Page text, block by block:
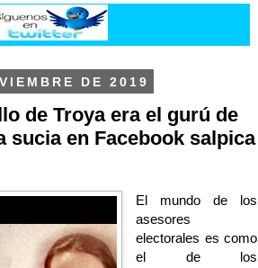
DE 2019
de Troya era el gurú de
sucia en Facebook salpica
El mundo de los
asesores
electorales es como
el de los